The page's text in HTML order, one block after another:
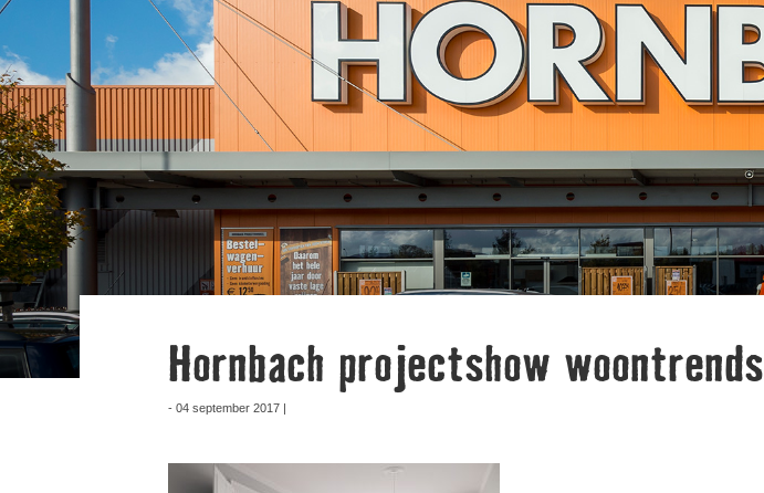
Hornbach projectshow woontrends
- 04 september 2017 |